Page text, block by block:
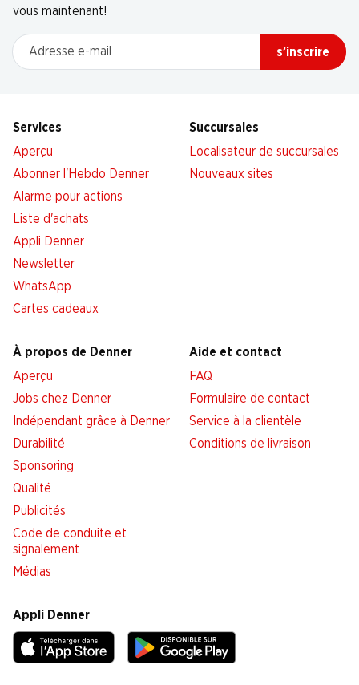
vous maintenant!
Adresse e-mail
s’inscrire
Services
Aperçu
Abonner l'Hebdo Denner
Alarme pour actions
Liste d'achats
Appli Denner
Newsletter
WhatsApp
Cartes cadeaux
Succursales
Localisateur de succursales
Nouveaux sites
À propos de Denner
Aperçu
Jobs chez Denner
Indépendant grâce à Denner
Durabilité
Sponsoring
Qualité
Publicités
Code de conduite et
signalement
Médias
Aide et contact
FAQ
Formulaire de contact
Service à la clientèle
Conditions de livraison
Appli Denner